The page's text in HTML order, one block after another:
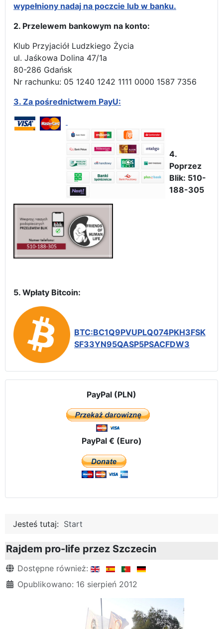
wypełniony nadaj na poczcie lub w banku.
2. Przelewem bankowym na konto:
Klub Przyjaciół Ludzkiego Życia
ul. Jaśkowa Dolina 47/1a
80-286 Gdańsk
Nr rachunku: 05 1240 1242 1111 0000 1587 7356
3. Za pośrednictwem PayU:
4.
Poprzez
Blik: 510-
188-305
5. Wpłaty Bitcoin:
BTC:BC1Q9PVUPLQ074PKH3FSK
SF33YN95QASP5PSACFDW3
PayPal (PLN)
PayPal € (Euro)
Jesteś tutaj: Start
Rajdem pro-life przez Szczecin
Szczegóły
Dostępne również:
Opublikowano: 16 sierpień 2012